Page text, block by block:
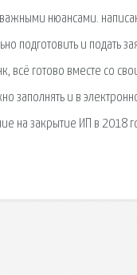
нюансами.
подготовить и подать
всё готово вместе со
заполнять и в
на закрытие ИП в 2018